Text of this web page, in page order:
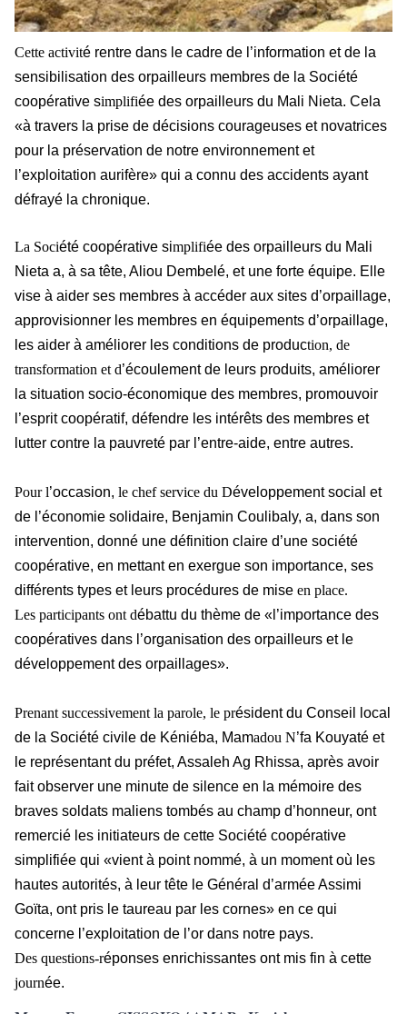
Cette activité rentre dans le cadre de l’information et de la
sensibilisation des orpailleurs membres de la Société
coopérative simplifiée des orpailleurs du Mali Nieta. Cela
«à travers la prise de décisions courageuses et novatrices
pour la préservation de notre environnement et
l’exploitation aurifère» qui a connu des accidents ayant
défrayé la chronique.
La Société coopérative simplifiée des orpailleurs du Mali
Nieta a, à sa tête, Aliou Dembelé, et une forte équipe. Elle
vise à aider ses membres à accéder aux sites d’orpaillage,
approvisionner les membres en équipements d’orpaillage,
les aider à améliorer les conditions de production, de
transformation et d’écoulement de leurs produits, améliorer
la situation socio-économique des membres, promouvoir
l’esprit coopératif, défendre les intérêts des membres et
lutter contre la pauvreté par l’entre-aide, entre autres.
Pour l’occasion, le chef service du Développement social et
de l’économie solidaire, Benjamin Coulibaly, a, dans son
intervention, donné une définition claire d’une société
coopérative, en mettant en exergue son importance, ses
différents types et leurs procédures de mise en place.
Les participants ont débattu du thème de «l’importance des
coopératives dans l’organisation des orpailleurs et le
développement des orpaillages».
Prenant successivement la parole, le président du Conseil local
de la Société civile de Kéniéba, Mamadou N’fa Kouyaté et
le représentant du préfet, Assaleh Ag Rhissa, après avoir
fait observer une minute de silence en la mémoire des
braves soldats maliens tombés au champ d’honneur, ont
remercié les initiateurs de cette Société coopérative
simplifiée qui «vient à point nommé, à un moment où les
hautes autorités, à leur tête le Général d’armée Assimi
Goïta, ont pris le taureau par les cornes» en ce qui
concerne l’exploitation de l’or dans notre pays.
Des questions-réponses enrichissantes ont mis fin à cette
journée.